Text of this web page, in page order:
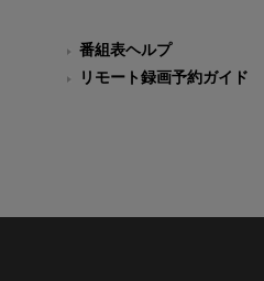
番組表ヘルプ
リモート録画予約ガイド